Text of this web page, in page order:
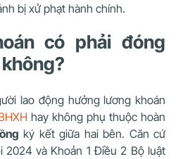
bị xử phạt hành chính.
có phải đóng
lao động hưởng lương khoán
hay không phụ thuộc hoàn
ký kết giữa hai bên. Căn cứ
2024 và Khoản 1 Điều 2 Bộ luật